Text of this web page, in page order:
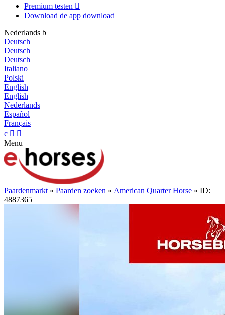
Premium testen 
Download de app download
Nederlands b
Deutsch
Deutsch
Deutsch
Italiano
Polski
English
English
Nederlands
Español
Français
c  
Menu
Paardenmarkt » Paarden zoeken » American Quarter Horse » ID:
4887365